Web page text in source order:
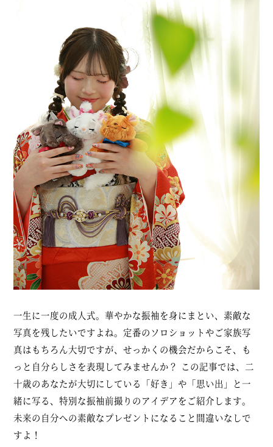
一生に一度の成人式。華やかな振袖を身にまとい、素敵な
写真を残したいですよね。定番のソロショットやご家族写
真はもちろん大切ですが、せっかくの機会だからこそ、も
っと自分らしさを表現してみませんか？ この記事では、二
十歳のあなたが大切にしている「好き」や「思い出」と一
緒に写る、特別な振袖前撮りのアイデアをご紹介します。
未来の自分への素敵なプレゼントになること間違いなしで
すよ！